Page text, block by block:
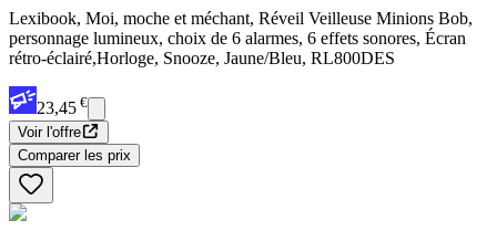
Lexibook, Moi, moche et méchant, Réveil Veilleuse Minions Bob,
personnage lumineux, choix de 6 alarmes, 6 effets sonores, Écran
rétro-éclairé,Horloge, Snooze, Jaune/Bleu, RL800DES
23,45 €
Voir l'offre
Comparer les prix